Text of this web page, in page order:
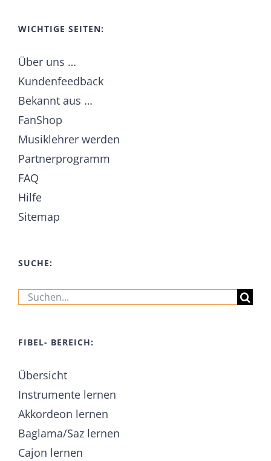
WICHTIGE SEITEN:
Über uns …
Kundenfeedback
Bekannt aus …
FanShop
Musiklehrer werden
Partnerprogramm
FAQ
Hilfe
Sitemap
SUCHE:
Suche
FIBEL- BEREICH:
Übersicht
Instrumente lernen
Akkordeon lernen
Baglama/Saz lernen
Cajon lernen